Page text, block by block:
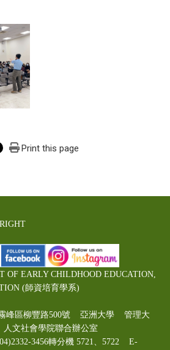
Print this page
OF EARLY CHILDHOOD EDUCATION,
(師資培育學系)
霧峰區柳豐路500號 亞洲大學 管理大
文社會學院聯合辦公室
3456轉分機 5721、5722 E-